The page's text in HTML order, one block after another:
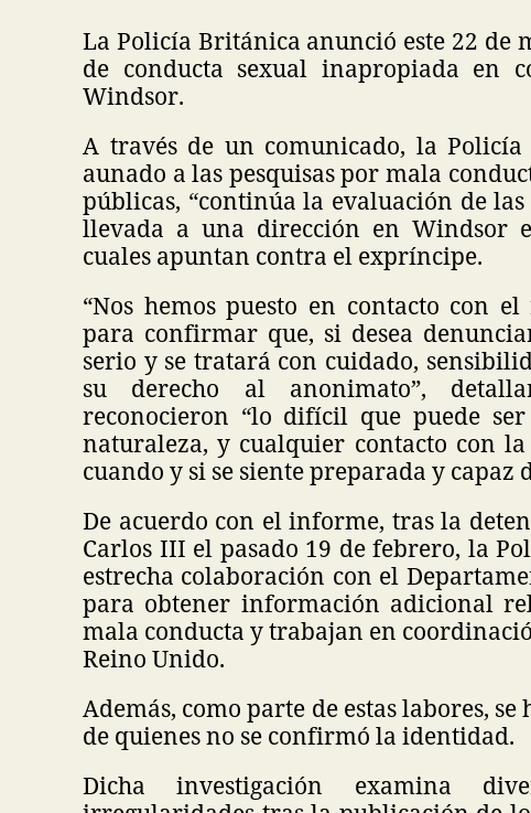
La Policía Británica anunció este 22 de
de conducta sexual inapropiada en
Windsor.
A través de un comunicado, la
aunado a las pesquisas por mala
públicas, “continúa la evaluación de
llevada a una dirección en Windsor
cuales apuntan contra el expríncipe.
“Nos hemos puesto en contacto con
para confirmar que, si desea
serio y se tratará con cuidado,
su derecho al anonimato”,
reconocieron “lo difícil que puede
naturaleza, y cualquier contacto con
cuando y si se siente preparada y capaz
De acuerdo con el informe, tras la
Carlos III el pasado 19 de febrero, la
estrecha colaboración con el
para obtener información adicional
mala conducta y trabajan en
Reino Unido.
Además, como parte de estas labores,
de quienes no se confirmó la identidad.
Dicha investigación examina